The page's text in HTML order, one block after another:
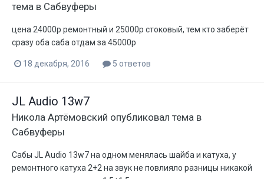
тема в Сабвуферы
цена 24000р ремонтный и 25000р стоковый, тем кто заберёт
сразу оба саба отдам за 45000р
18 декабря, 2016 5 ответов
JL Audio 13w7
Никола Артёмовский опубликовал тема в
Сабвуферы
Сабы JL Audio 13w7 на одном менялась шайба и катуха, у
ремонтного катуха 2+2 на звук не повлияло разницы никакой